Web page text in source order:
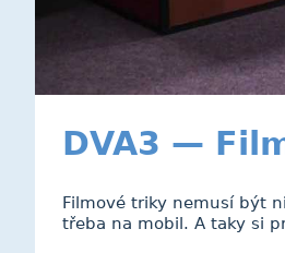
DVA3 —
Filmové triky nemusí být
třeba na mobil. A taky si